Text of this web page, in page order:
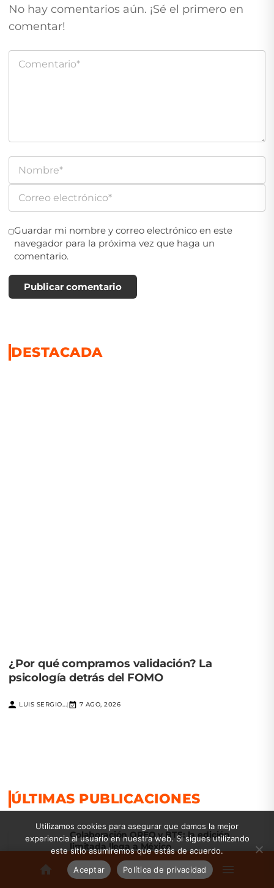
No hay comentarios aún. ¡Sé el primero en
comentar!
Guardar mi nombre y correo electrónico en este
navegador para la próxima vez que haga un
comentario.
Publicar comentario
DESTACADA
¿Por qué compramos validación? La
psicología detrás del FOMO
LUIS SERGIO... 7 AGO, 2026
ÚLTIMAS PUBLICACIONES
Colaboración OREO y BTS: la edición
limitada llega a México
EDITORIAL S.M
7 AGOSTO, 2026
Utilizamos cookies para asegurar que damos la mejor
experiencia al usuario en nuestra web. Si sigues utilizando
este sitio asumiremos que estás de acuerdo.
Aceptar
Política de privacidad